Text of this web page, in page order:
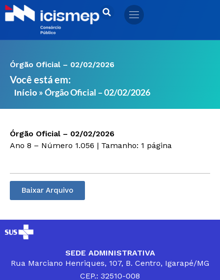
Ir
para
Órgão Oficial – 02/02/2026
Você está em:
Início »Órgão Oficial – 02/02/2026
Órgão Oficial – 02/02/2026
Ano 8 – Número 1.056 | Tamanho: 1 página
Baixar Arquivo
SEDE ADMINISTRATIVA
Rua Marciano Henriques, 107, B. Centro, Igarapé/MG
CEP.: 32510-008